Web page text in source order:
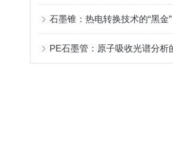
石墨锥：热电转换技术的“黑金”